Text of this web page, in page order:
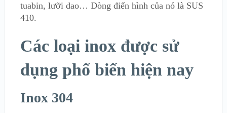
tuabin, lưỡi dao… Dòng điển hình của nó là SUS
410.
Các loại inox được sử
dụng phổ biến hiện nay
Inox 304